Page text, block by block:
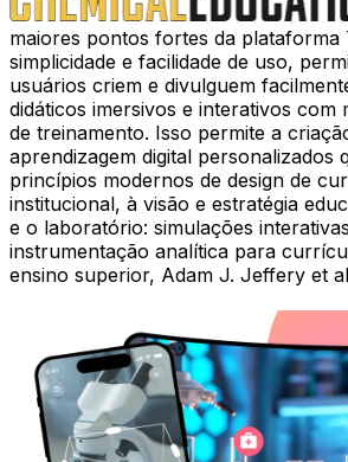
maiores pontos fortes da plataforma
simplicidade e facilidade de uso,
usuários criem e divulguem
didáticos imersivos e interativos com
de treinamento. Isso permite a
aprendizagem digital personalizados
princípios modernos de design de
institucional, à visão e estratégia
e o laboratório: simulações
instrumentação analítica para
ensino superior, Adam J. Jeffery et